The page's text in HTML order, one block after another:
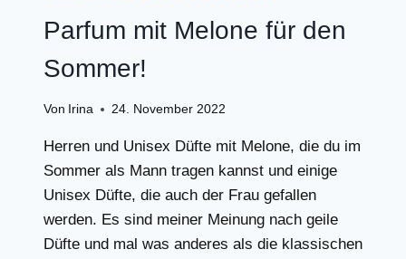
Parfum mit Melone für den
Sommer!
Von Irina 24. November 2022
Herren und Unisex Düfte mit Melone, die du im
Sommer als Mann tragen kannst und einige
Unisex Düfte, die auch der Frau gefallen
werden. Es sind meiner Meinung nach geile
Düfte und mal was anderes als die klassischen